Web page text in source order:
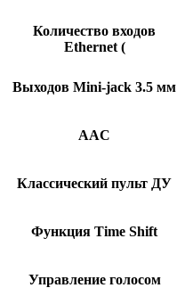
Количество входов
Ethernet (
Выходов Mini-jack 3.5 мм
AAC
Классический пульт ДУ
Функция Time Shift
Управление голосом